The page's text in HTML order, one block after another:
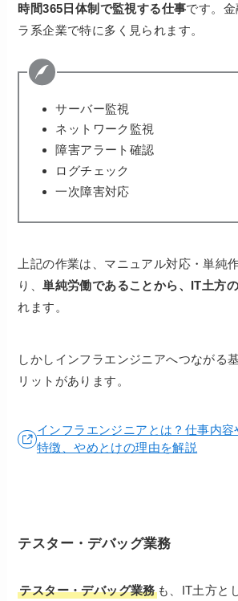
時間365日体制で監視する仕事です。
ラ系企業で特に多く見られます。
サーバー監視
ネットワーク監視
障害アラート確認
ログチェック
一次障害対応
上記の作業は、マニュアル対応・単純
り、単純労働であることから、IT土方
れます。
しかしインフラエンジニアへつながる
リットがあります。
インフラエンジニアとは？仕事内
特徴、やめとけの理由を解説
テスター・デバッグ業務
テスター・デバッグ業務も、IT土方と